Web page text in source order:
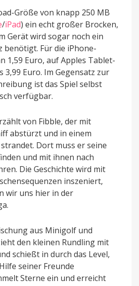
Größe von knapp 250 MB
/iPad) ein echt großer Brocken,
Gerät wird sogar noch ein
benötigt. Für die iPhone-
1,59 Euro, auf Apples Tablet-
3,99 Euro. Im Gegensatz zur
ist das Spiel selbst
verfügbar.
von Fibble, der mit
abstürzt und in einem
Dort muss er seine
und mit ihnen nach
Die Geschichte wird mit
inszeniert,
wir uns hier in der
aus Minigolf und
den kleinen Rundling mit
schießt in durch das Level,
seiner Freunde
Sterne ein und erreicht